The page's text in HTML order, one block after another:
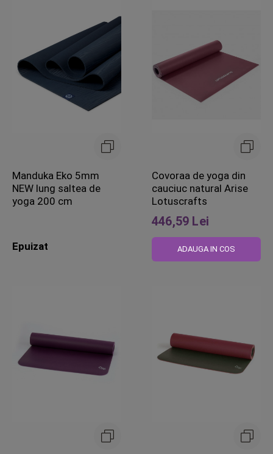
Manduka Eko 5mm
NEW lung saltea de
yoga 200 cm
Epuizat
Covoraa de yoga din
cauciuc natural Arise
Lotuscrafts
446,59 Lei
ADAUGA IN COS